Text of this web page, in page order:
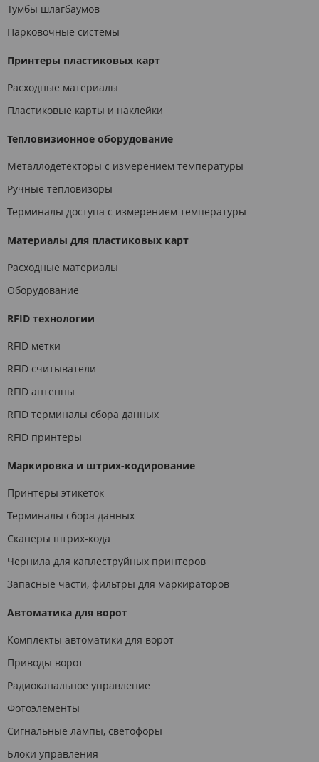
Тумбы шлагбаумов
Парковочные системы
Принтеры пластиковых карт
Расходные материалы
Пластиковые карты и наклейки
Тепловизионное оборудование
Металлодетекторы с измерением температуры
Ручные тепловизоры
Терминалы доступа с измерением температуры
Материалы для пластиковых карт
Расходные материалы
Оборудование
RFID технологии
RFID метки
RFID считыватели
RFID антенны
RFID терминалы сбора данных
RFID принтеры
Маркировка и штрих-кодирование
Принтеры этикеток
Терминалы сбора данных
Сканеры штрих-кода
Чернила для каплеструйных принтеров
Запасные части, фильтры для маркираторов
Автоматика для ворот
Комплекты автоматики для ворот
Приводы ворот
Радиоканальное управление
Фотоэлементы
Сигнальные лампы, светофоры
Блоки управления